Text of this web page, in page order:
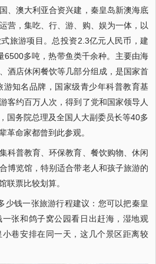
、澳大利亚合资兴建，秦皇岛新澳海底
营，集吃、行、游、购、娱为一体，以
旅游项目。总投资2.3亿元人民币，建
6500多吨，热带鱼类千余种。主要由海
酒店休闲餐饮等几部分组成，是国家首
知名品牌，国家级青少年科普教育基
客约百万人次，得到了党和国家领导人
国务院总理及全国人大副委员长等40多
革命家都曾到此参观。
科普教育、环保教育、餐饮购物、休闲
博览馆，特别适合带老人和孩子旅游的
联票比较划算。
少钱一张旅游行程建议：您可以把秦皇
张和鸽子窝公园看日出赶海，湿地观
巷安排在同一天，这几个景区距离较